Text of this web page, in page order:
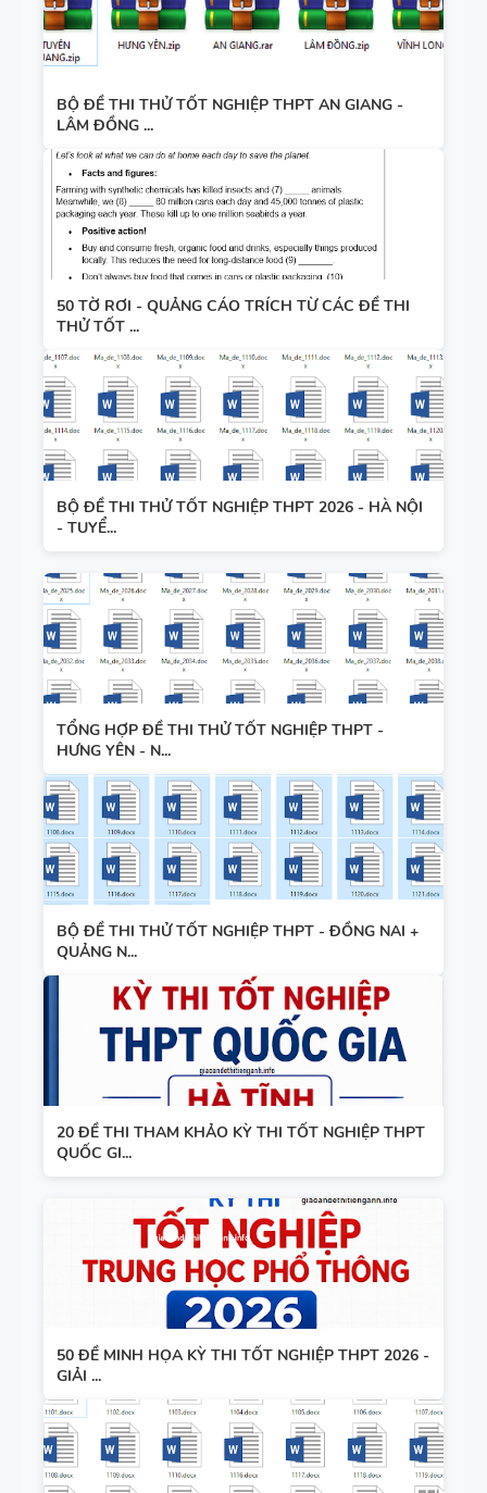
BỘ ĐỀ THI THỬ TỐT NGHIỆP THPT AN GIANG -
LÂM ĐỒNG ...
50 TỜ RƠI - QUẢNG CÁO TRÍCH TỪ CÁC ĐỀ THI
THỬ TỐT ...
BỘ ĐỀ THI THỬ TỐT NGHIỆP THPT 2026 - HÀ NỘI
- TUYỂ...
TỔNG HỢP ĐỀ THI THỬ TỐT NGHIỆP THPT -
HƯNG YÊN - N...
BỘ ĐỀ THI THỬ TỐT NGHIỆP THPT - ĐỒNG NAI +
QUẢNG N...
20 ĐỀ THI THAM KHẢO KỲ THI TỐT NGHIỆP THPT
QUỐC GI...
50 ĐỀ MINH HỌA KỲ THI TỐT NGHIỆP THPT 2026 -
GIẢI ...